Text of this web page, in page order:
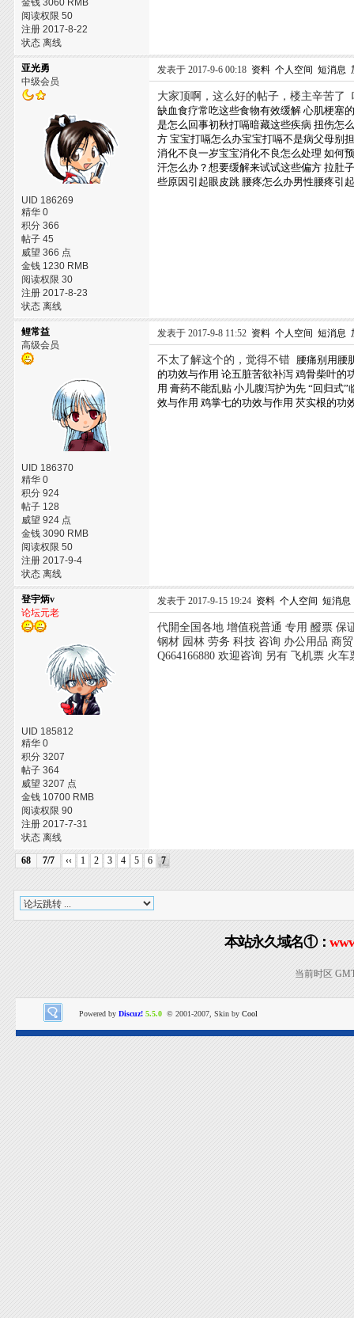
金钱 3060 RMB
阅读权限 50
注册 2017-8-22
状态 离线
亚光勇
中级会员
UID 186269
精华 0
积分 366
帖子 45
威望 366 点
金钱 1230 RMB
阅读权限 30
注册 2017-8-23
状态 离线
发表于 2017-9-6 00:18 资料 个人空间 短消息
大家顶啊，这么好的帖子，楼主辛苦了
缺血食疗常吃这些食物有效缓解 心肌梗塞
是怎么回事初秋打嗝暗藏这些疾病 扭伤怎
方 宝宝打嗝怎么办宝宝打嗝不是病父母别
消化不良一岁宝宝消化不良怎么处理 如何
汗怎么办？想要缓解来试试这些偏方 拉肚
些原因引起眼皮跳 腰疼怎么办男性腰疼引
鲤常益
高级会员
UID 186370
精华 0
积分 924
帖子 128
威望 924 点
金钱 3090 RMB
阅读权限 50
注册 2017-9-4
状态 离线
发表于 2017-9-8 11:52 资料 个人空间 短消息
不太了解这个的，觉得不错 腰痛别用腰
的功效与作用 论五脏苦欲补泻 鸡骨柴叶的
用 膏药不能乱贴 小儿腹泻护为先 “回归式”
效与作用 鸡掌七的功效与作用 芡实根的功
登宇炳v
论坛元老
UID 185812
精华 0
积分 3207
帖子 364
威望 3207 点
金钱 10700 RMB
阅读权限 90
注册 2017-7-31
状态 离线
发表于 2017-9-15 19:24 资料 个人空间 短消息
代開全国各地 增值税普通 专用 醱票 保
钢材 园林 劳务 科技 咨询 办公用品 商
Q664166880 欢迎咨询 另有 飞机票 火
68 7/7 ‹‹ 1 2 3 4 5 6 7
本站永久域名①：
当前时区
Powered by Discuz! 5.5.0 © 2001-2007, Skin by Cool